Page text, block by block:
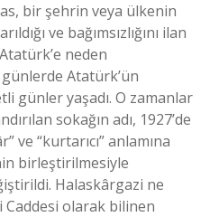
bir şehrin veya ülkenin
ve bağımsızlığını ilan
neden
Atatürk’ün
günler yaşadı. O zamanlar
sokağın adı, 1927’de
ve “kurtarıcı” anlamına
birleştirilmesiyle
Halaskârgazi ne
Caddesi olarak bilinen